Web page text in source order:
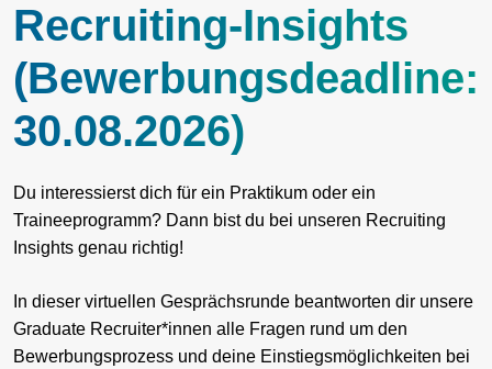
Recruiting-Insights
(Bewerbungsdeadline:
30.08.2026)
Du interessierst dich für ein Praktikum oder ein
Traineeprogramm? Dann bist du bei unseren Recruiting
Insights genau richtig!
In dieser virtuellen Gesprächsrunde beantworten dir unsere
Graduate Recruiter*innen alle Fragen rund um den
Bewerbungsprozess und deine Einstiegsmöglichkeiten bei